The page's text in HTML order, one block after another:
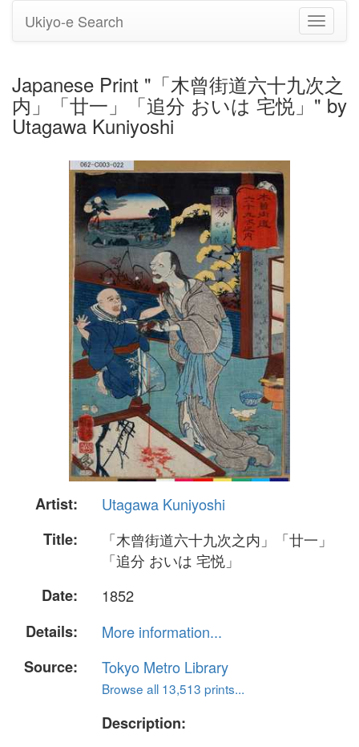
Toggle
Ukiyo-e Search
Japanese Print "「木曾街道六十九次之
内」「廿一」「追分 おいは 宅悦」" by
Utagawa Kuniyoshi
Artist:
Utagawa Kuniyoshi
Title:
「木曾街道六十九次之内」「廿一」
「追分 おいは 宅悦」
Date:
1852
Details:
More information...
Source:
Tokyo Metro Library
Browse all 13,513 prints...
Description: